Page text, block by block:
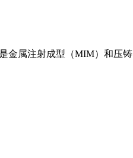
金属注射成型 （MIM）和压铸